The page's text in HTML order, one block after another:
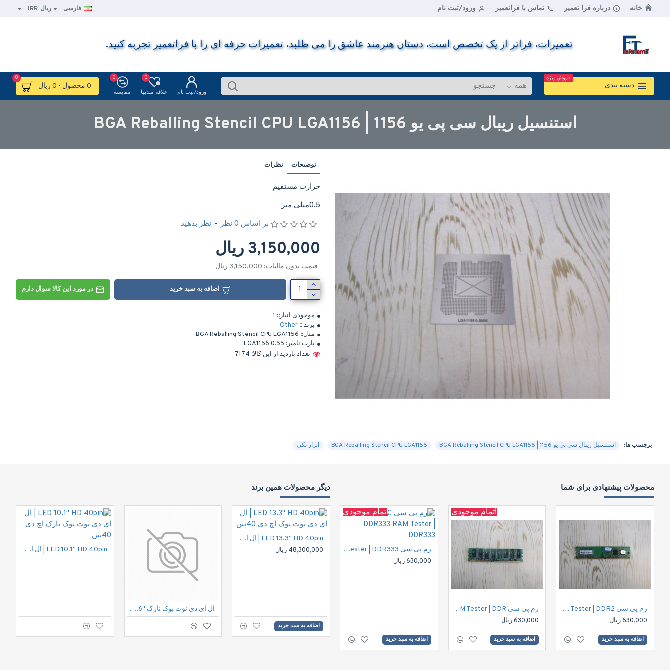
خانه درباره فرا تعمیر تماس با فراتعمیر ورود/ثبت نام فارسی ریال IRR
تعمیرات، فراتر از یک تخصص است، دستان هنرمند عاشق را می طلبد، تعمیرات حرفه ای را با فراتعمیر تجربه کنید.
دسته بندی
فروش ویژه
همه
ورود/ثبت نام علاقه مندیها
0
مقایسه
0
0 محصول - 0 ریال
0
استنسیل ریبال سی پی یو 1156 | BGA Reballing Stencil CPU LGA1156
توضیحات نظرات
حرارت مستقیم
0.5میلی متر
موجودی انبار:: 1
برند :: Other
مدل:: BGA Reballing Stencil CPU LGA1156
پارت نامبر: LGA1156 0.55
تعداد بازدید از این کالا: 7174
بر اساس 0 نظر - نظر بدهید
3,150,000 ریال
قیمت بدون مالیات: 3,150,000 ریال
اضافه به سبد خرید در مورد این کالا سوال دارم
برچسب ها: استنسیل ریبال سی پی یو 1156 | BGA Reballing Stencil CPU LGA1156 BGA Reballing Stencil CPU LGA1156 ابزار تکی
محصولات پیشنهادی برای شما
رم پی سی 256MB DDR2 PC4200 4C RAM Tester | DDR2
630,000 ریال
اضافه به سبد خرید
اتمام موجودی
رم پی سی 256MB PC DDR 400mhz CL3 RAM Tester | DDR
630,000 ریال
اضافه به سبد خرید
اتمام موجودی
رم پی سی 256MB PC DDR333 RAM Tester | DDR333
630,000 ریال
اضافه به سبد خرید
اتمام موجودی
دیگر محصولات همین برند
LED 13.3" HD 40pin | ال ای دی نوت بوک اچ دی 40پین
48,300,000 ریال
اضافه به سبد خرید
ال ای دی نوت بوک نازک "15.6 30پین فول اچ دی | LED FHD 30pin 15.6" IPS Notbook
LED 10.1" HD 40pin | ال ای دی نوت بوک نازک اچ دی 40پین